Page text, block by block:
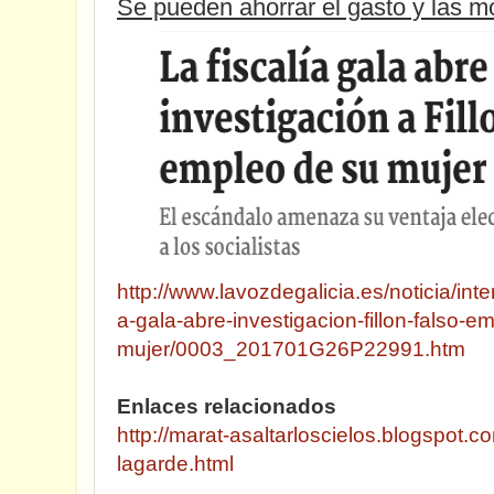
Se pueden ahorrar el gasto y las
http://www.lavozdegalicia.es/noticia/
a-gala-abre-investigacion-fillon-falso-
mujer/0003_201701G26P22991.htm
Enlaces relacionados
http://marat-
lagarde.html